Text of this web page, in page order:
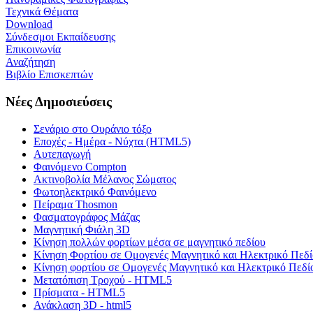
Τεχνικά Θέματα
Download
Σύνδεσμοι Εκπαίδευσης
Επικοινωνία
Αναζήτηση
Βιβλίο Επισκεπτών
Νέες Δημοσιεύσεις
Σενάριο στο Ουράνιο τόξο
Εποχές - Ημέρα - Νύχτα (HTML5)
Αυτεπαγωγή
Φαινόμενο Compton
Ακτινοβολία Μέλανος Σώματος
Φωτοηλεκτρικό Φαινόμενο
Πείραμα Thosmon
Φασματογράφος Μάζας
Μαγνητική Φιάλη 3D
Κίνηση πολλών φορτίων μέσα σε μαγνητικό πεδίου
Κίνηση Φορτίου σε Ομογενές Μαγνητικό και Ηλεκτρικό
Κίνηση φορτίου σε Ομογενές Μαγνητικό και Ηλεκτρικό
Μετατόπιση Τροχού - HTML5
Πρίσματα - HTML5
Ανάκλαση 3D - html5